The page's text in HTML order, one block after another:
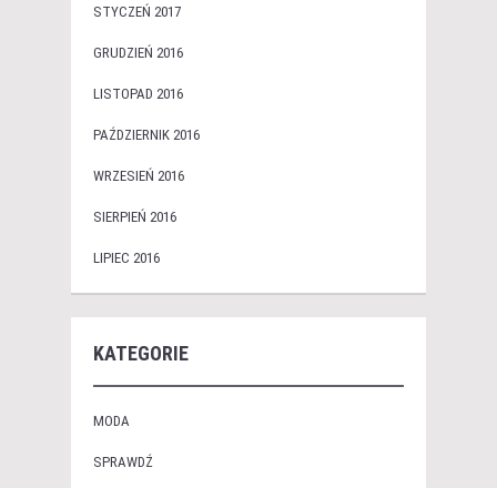
STYCZEŃ 2017
GRUDZIEŃ 2016
LISTOPAD 2016
PAŹDZIERNIK 2016
WRZESIEŃ 2016
SIERPIEŃ 2016
LIPIEC 2016
KATEGORIE
MODA
SPRAWDŹ